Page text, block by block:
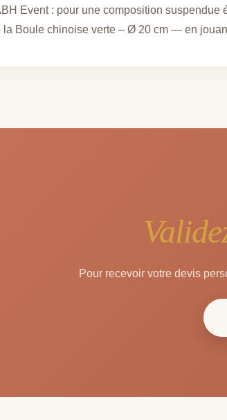
Event : pour une composition
la Boule chinoise verte – Ø 20 cm — en
Pour recevoir votre devis